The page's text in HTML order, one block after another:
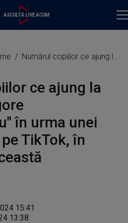
Numărul copiilor ce ajung la Spitalul "Grigore Alexandrescu" în urma unei provocări de pe TikTok, în creştere în această săptămână
ce ajung la
în urma unei
TikTok, în
15:41
13:38